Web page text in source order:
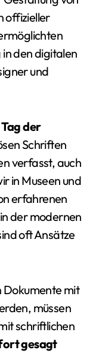
offizieller
den digitalen
und
der
Schriften
verfasst, auch
in Museen und
erfahrenen
der modernen
oft Ansätze
Dokumente mit
müssen
schriftlichen
gesagt